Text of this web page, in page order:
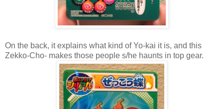
On the back, it explains what kind of Yo-kai it is, and this
Zekko-Cho- makes those people s/he haunts in top gear.